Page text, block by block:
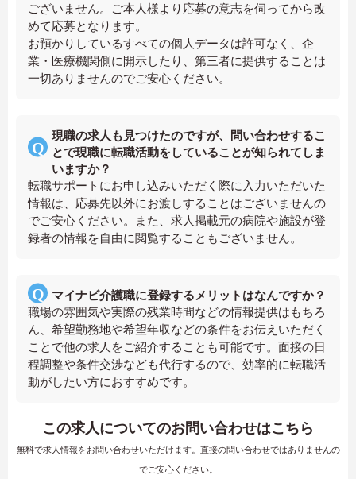
ございません。ご本人様より応募の意志を伺ってから改
めて応募となります。
お預かりしているすべての個人データは許可なく、企
業・医療機関側に開示したり、第三者に提供することは
一切ありませんのでご安心ください。
現職の求人も見つけたのですが、問い合わせするこ
とで現職に転職活動をしていることが知られてしま
いますか？
転職サポートにお申し込みいただく際に入力いただいた
情報は、応募先以外にお渡しすることはございませんの
でご安心ください。また、求人掲載元の病院や施設が登
録者の情報を自由に閲覧することもございません。
マイナビ介護職に登録するメリットはなんですか？
職場の雰囲気や実際の残業時間などの情報提供はもちろ
ん、希望勤務地や希望年収などの条件をお伝えいただく
ことで他の求人をご紹介することも可能です。面接の日
程調整や条件交渉なども代行するので、効率的に転職活
動がしたい方におすすめです。
この求人についてのお問い合わせはこちら
無料で求人情報をお問い合わせいただけます。直接の問い合わせではありませんの
でご安心ください。